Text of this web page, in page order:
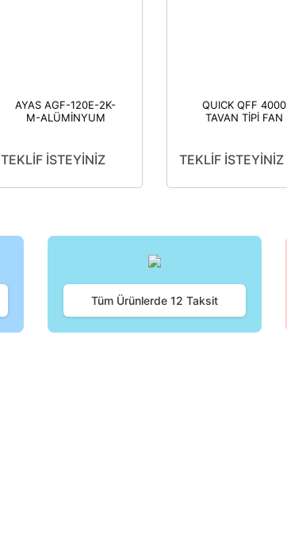
AYAS AGF-120E-2K-
M-ALÜMİNYUM
TEKLİF İSTEYİNİZ
QUICK QFF 4000
TAVAN TİPİ FAN
TEKLİF İSTEYİNİZ
Tüm Ürünlerde 12 Taksit